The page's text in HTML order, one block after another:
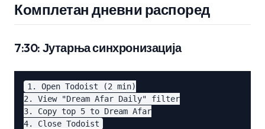
Комплетан дневни распоред
7:30: Јутарња синхронизација
1. Open Todoist (2 min)
2. View "Dream Afar Daily" filter
3. Copy top 5 to Dream Afar